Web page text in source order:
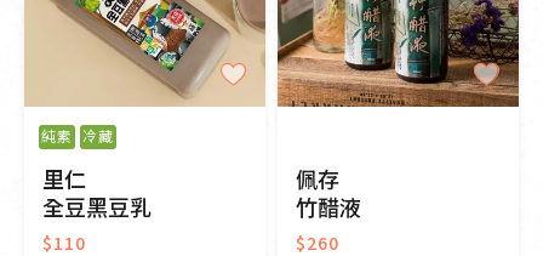
純素 冷藏
里仁
全豆黑豆乳
$110
佩存
竹醋液
$260